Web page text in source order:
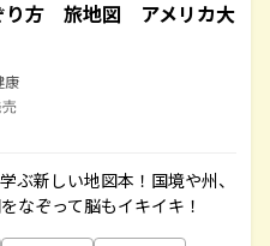
り方 旅地図 アメリカ大
康
ぶ新しい地図本！国境や州、
なぞって脳もイキイキ！